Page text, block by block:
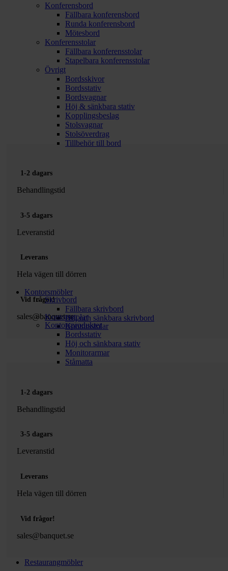
Konferensbord
Fällbara konferensbord
Runda konferensbord
Mötesbord
Konferensstolar
Fällbara konferensstolar
Stapelbara konferensstolar
Övrigt
Bordsskivor
Bordsstativ
Bordsvagnar
Höj & sänkbara stativ
Kopplingsbeslag
Stolsvagnar
Stolsöverdrag
Tillbehör till bord
1-2 dagars
Behandlingstid
3-5 dagars
Leveranstid
Leverans
Hela vägen till dörren
Vid frågor!
sales@banquet.se
Kontorsmöbler
Skrivbord
Fällbara skrivbord
Höj och sänkbara skrivbord
Kontorsstolar
Kontorsstolar
Kontorsprodukter
Bordsstativ
Höj och sänkbara stativ
Monitorarmar
Ståmatta
1-2 dagars
Behandlingstid
3-5 dagars
Leveranstid
Leverans
Hela vägen till dörren
Vid frågor!
sales@banquet.se
Restaurangmöbler